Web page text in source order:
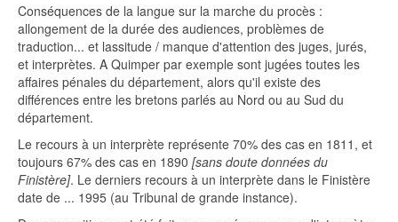
Conséquences de la langue sur la marche du procès :
allongement de la durée des audiences, problèmes de
traduction... et lassitude / manque d'attention des juges, jurés,
et interprètes. A Quimper par exemple sont jugées toutes les
affaires pénales du département, alors qu'il existe des
différences entre les bretons parlés au Nord ou au Sud du
département.
Le recours à un interprète représente 70% des cas en 1811, et
toujours 67% des cas en 1890 [sans doute données du
Finistère]. Le derniers recours à un interprète dans le Finistère
date de ... 1995 (au Tribunal de grande instance).